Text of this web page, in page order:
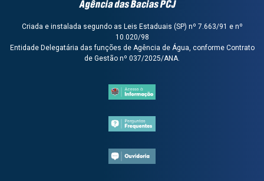
Criada e instalada segundo as Leis Estaduais (SP) nº 7.663/91 e nº
10.020/98
Entidade Delegatária das funções de Agência de Água, conforme Contrato
de Gestão nº 037/2025/ANA.